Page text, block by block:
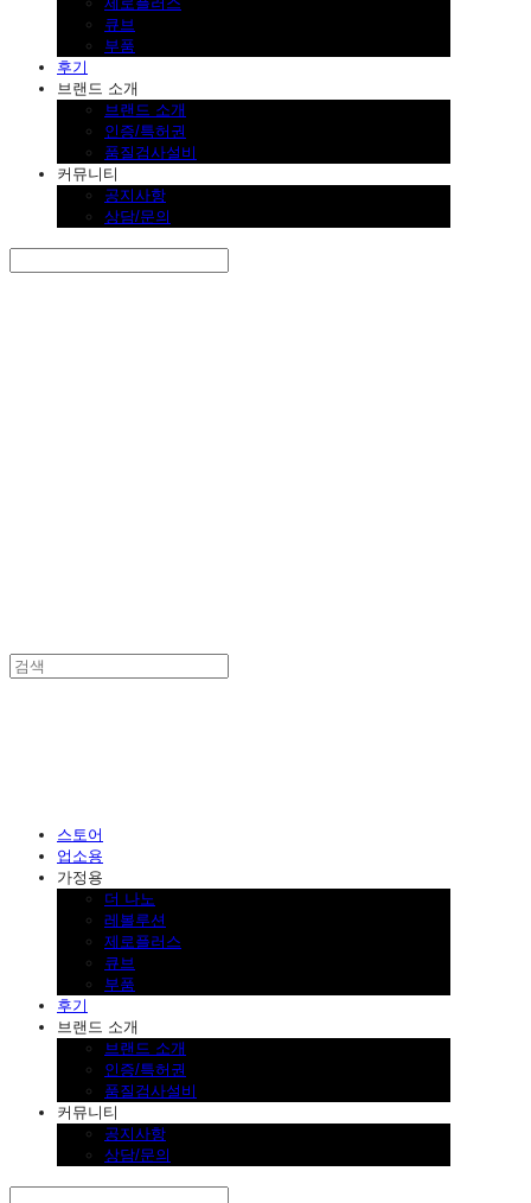
큐브
부품
후기
브랜드 소개
브랜드 소개
인증/특허권
품질검사설비
커뮤니티
공지사항
상담/문의
스토어
업소용
가정용
더 나노
레볼루션
제로플러스
큐브
부품
후기
브랜드 소개
브랜드 소개
인증/특허권
품질검사설비
커뮤니티
공지사항
상담/문의